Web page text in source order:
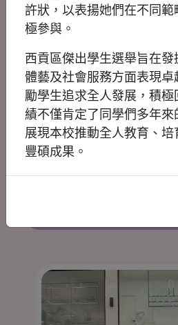
2026彩蝶盃中國
許狀，以表揚她們在不同
極參與。
西貢區傑出學生選舉旨在發
體藝及社會服務方面表現
勵學生追求全人發展，積
績不僅肯定了同學們多年來
展現本校推動全人教育、
豐碩成果。